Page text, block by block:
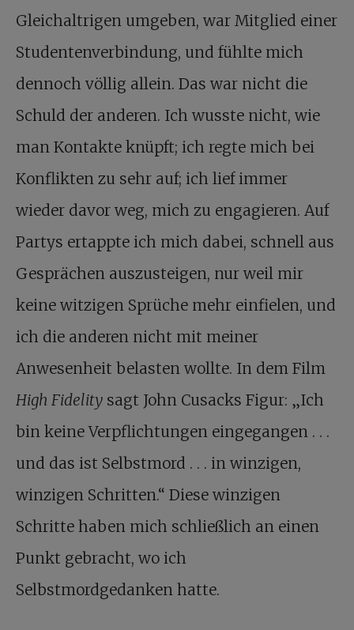
Gleichaltrigen umgeben, war Mitglied einer
Studentenverbindung, und fühlte mich
dennoch völlig allein. Das war nicht die
Schuld der anderen. Ich wusste nicht, wie
man Kontakte knüpft; ich regte mich bei
Konflikten zu sehr auf; ich lief immer
wieder davor weg, mich zu engagieren. Auf
Partys ertappte ich mich dabei, schnell aus
Gesprächen auszusteigen, nur weil mir
keine witzigen Sprüche mehr einfielen, und
ich die anderen nicht mit meiner
Anwesenheit belasten wollte. In dem Film
High Fidelity sagt John Cusacks Figur: „Ich
bin keine Verpflichtungen eingegangen . . .
und das ist Selbstmord . . . in winzigen,
winzigen Schritten.“ Diese winzigen
Schritte haben mich schließlich an einen
Punkt gebracht, wo ich
Selbstmordgedanken hatte.